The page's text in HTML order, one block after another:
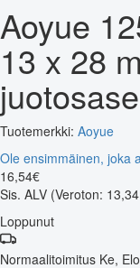
Aoyue
13 x 28
Tuotemerkki: Aoyue
Ole ensimmäinen, joka
16,54€
Sis. ALV (Veroton:
Loppunut
Normaalitoimitus Ke,